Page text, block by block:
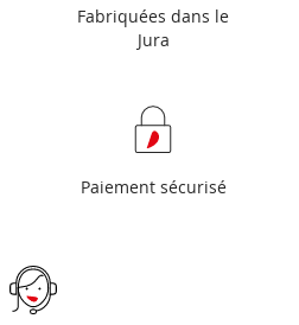
Fabriquées dans le
Jura
Paiement sécurisé